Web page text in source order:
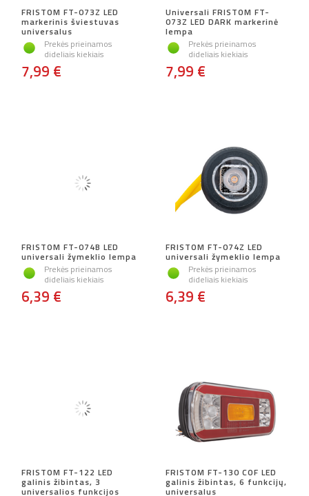
FRISTOM FT-073Z LED
markerinis šviestuvas
universalus
Prekės prieinamos
dideliais kiekiais
7,99 €
Universali FRISTOM FT-
073Z LED DARK markerinė
lempa
Prekės prieinamos
dideliais kiekiais
7,99 €
FRISTOM FT-074B LED
universali žymeklio lempa
Prekės prieinamos
dideliais kiekiais
6,39 €
FRISTOM FT-074Z LED
universali žymeklio lempa
Prekės prieinamos
dideliais kiekiais
6,39 €
FRISTOM FT-122 LED
galinis žibintas, 3
universalios funkcijos
FRISTOM FT-130 COF LED
galinis žibintas, 6 funkcijų,
universalus